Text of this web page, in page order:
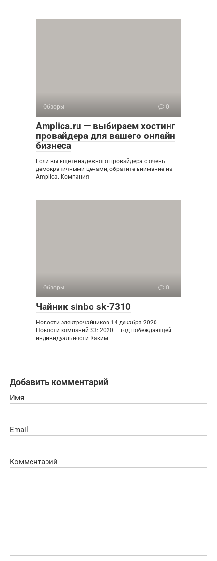
Обзоры 0
Amplica.ru — выбираем хостинг
провайдера для вашего онлайн
бизнеса
Если вы ищете надежного провайдера с очень
демократичными ценами, обратите внимание на
Amplica. Компания
Обзоры 0
Чайник sinbo sk-7310
Новости электрочайников 14 декабря 2020
Новости компаний S3: 2020 — год побеждающей
индивидуальности Каким
Добавить комментарий
Имя
Email
Комментарий